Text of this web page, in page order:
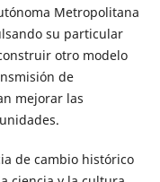
Metropolitana
su particular
otro modelo
de
mejorar las
de cambio histórico